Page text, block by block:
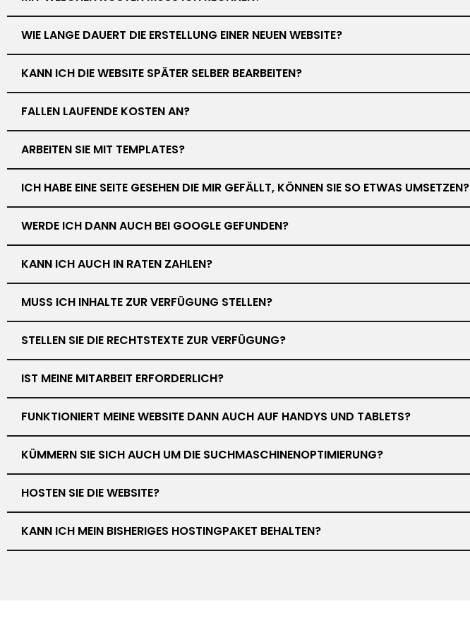
WIE LANGE DAUERT DIE ERSTELLUNG EINER NEUEN WEBSITE?
KANN ICH DIE WEBSITE SPÄTER SELBER BEARBEITEN?
FALLEN LAUFENDE KOSTEN AN?
ARBEITEN SIE MIT TEMPLATES?
ICH HABE EINE SEITE GESEHEN DIE MIR GEFÄLLT, KÖNNEN SIE SO ETWAS UMSETZEN?
WERDE ICH DANN AUCH BEI GOOGLE GEFUNDEN?
KANN ICH AUCH IN RATEN ZAHLEN?
MUSS ICH INHALTE ZUR VERFÜGUNG STELLEN?
STELLEN SIE DIE RECHTSTEXTE ZUR VERFÜGUNG?
IST MEINE MITARBEIT ERFORDERLICH?
FUNKTIONIERT MEINE WEBSITE DANN AUCH AUF HANDYS UND TABLETS?
KÜMMERN SIE SICH AUCH UM DIE SUCHMASCHINENOPTIMIERUNG?
HOSTEN SIE DIE WEBSITE?
KANN ICH MEIN BISHERIGES HOSTINGPAKET BEHALTEN?